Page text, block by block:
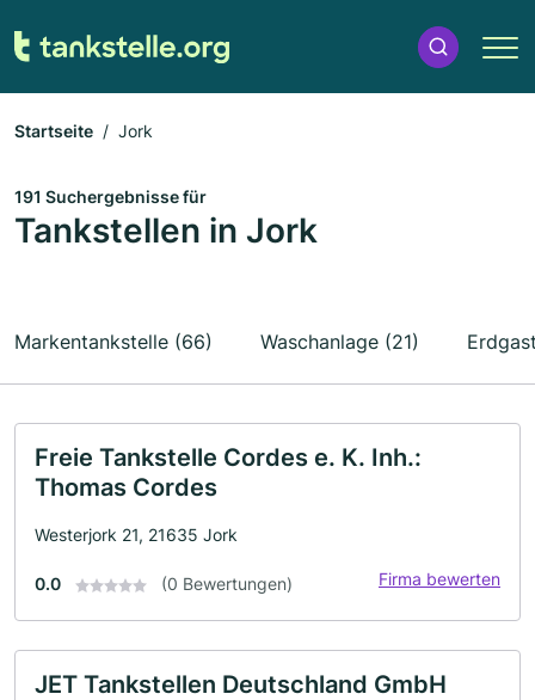
Startseite Jork
191 Suchergebnisse für
Tankstellen in Jork
Markentankstelle (66) Waschanlage (21)
Freie Tankstelle Cordes e. K. Inh.:
Thomas Cordes
Westerjork 21, 21635 Jork
0.0 (0 Bewertungen) Firma bewerten
JET Tankstellen Deutschland GmbH